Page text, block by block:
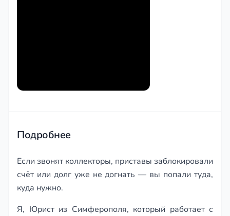
Подробнее
Если звонят коллекторы, приставы заблокировали
счёт или долг уже не догнать — вы попали туда,
куда нужно.
Я, Юрист из Симферополя, который работает с